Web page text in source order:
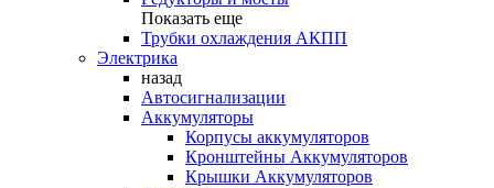
Показать еще
Трубки охлаждения АКПП
Электрика
назад
Автосигнализации
Аккумуляторы
Корпусы аккумуляторов
Кронштейны Аккумуляторов
Крышки Аккумуляторов